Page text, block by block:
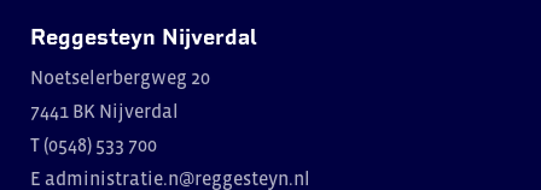
Reggesteyn Nijverdal
Noetselerbergweg 20
7441 BK Nijverdal
T (0548) 533 700
E administratie.n@reggesteyn.nl